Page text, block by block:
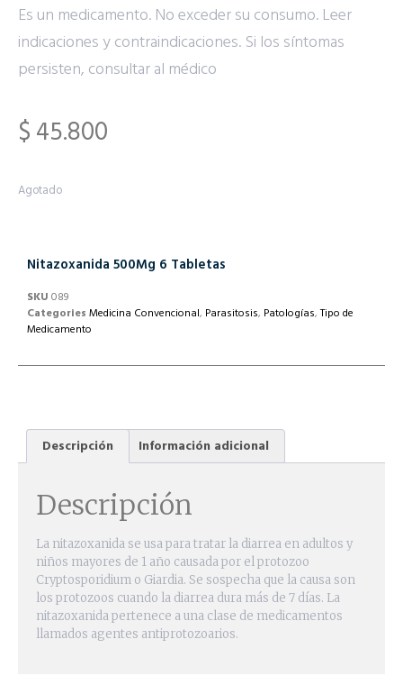
Es un medicamento. No exceder su consumo. Leer
indicaciones y contraindicaciones. Si los síntomas
persisten, consultar al médico
$45.800
Agotado
Nitazoxanida 500Mg 6 Tabletas
SKU 089
Categories Medicina Convencional, Parasitosis, Patologías,Tipo de
Medicamento
Descripción Información adicional
Descripción
La nitazoxanida se usa para tratar la diarrea en adultos y
niños mayores de 1 año causada por el protozoo
Cryptosporidium o Giardia. Se sospecha que la causa son
los protozoos cuando la diarrea dura más de 7 días. La
nitazoxanida pertenece a una clase de medicamentos
llamados agentes antiprotozoarios.